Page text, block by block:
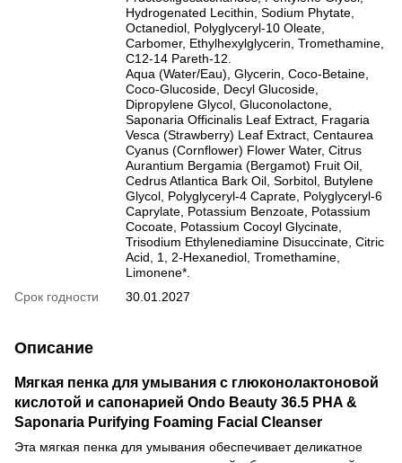
Hydrogenated Lecithin, Sodium Phytate,
Octanediol, Polyglyceryl-10 Oleate,
Carbomer, Ethylhexylglycerin, Tromethamine,
C12-14 Pareth-12.
Aqua (Water/Eau), Glycerin, Coco-Betaine,
Coco-Glucoside, Decyl Glucoside,
Dipropylene Glycol, Gluconolactone,
Saponaria Officinalis Leaf Extract, Fragaria
Vesca (Strawberry) Leaf Extract, Centaurea
Cyanus (Cornflower) Flower Water, Citrus
Aurantium Bergamia (Bergamot) Fruit Oil,
Cedrus Atlantica Bark Oil, Sorbitol, Butylene
Glycol, Polyglyceryl-4 Caprate, Polyglyceryl-6
Caprylate, Potassium Benzoate, Potassium
Cocoate, Potassium Cocoyl Glycinate,
Trisodium Ethylenediamine Disuccinate, Citric
Acid, 1, 2-Hexanediol, Tromethamine,
Limonene*.
Срок годности
30.01.2027
Описание
Мягкая пенка для умывания с глюконолактоновой
кислотой и сапонарией Ondo Beauty 36.5 PHA &
Saponaria Purifying Foaming Facial Cleanser
Эта мягкая пенка для умывания обеспечивает деликатное